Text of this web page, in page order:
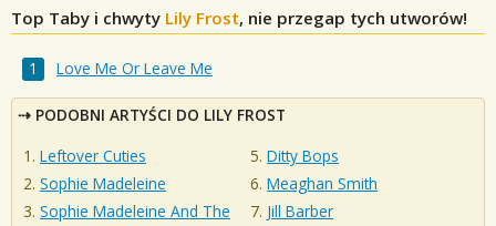
Top Taby i chwyty Lily Frost, nie przegap tych utworów!
Love Me Or Leave Me
PODOBNI ARTYŚCI DO LILY FROST
Leftover Cuties
Sophie Madeleine
Sophie Madeleine And The
Ditty Bops
Meaghan Smith
Jill Barber